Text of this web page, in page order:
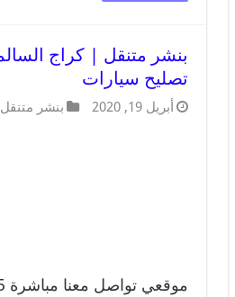
تصليح سيارات
أبريل 19, 2020 بنشر متنقل
موقعي تواصل معنا مباشرة 99007355 تواصل معنا …